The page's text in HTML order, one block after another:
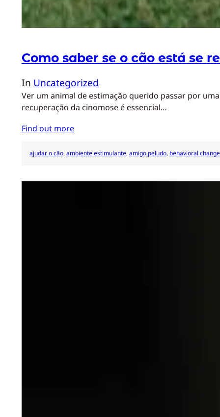
Como saber se o cão está se
In Uncategorized
Ver um animal de estimação querido passar por
recuperação da cinomose é essencial…
Find out more
ajudar o cão, ambiente estimulante, amigo peludo, behavioral